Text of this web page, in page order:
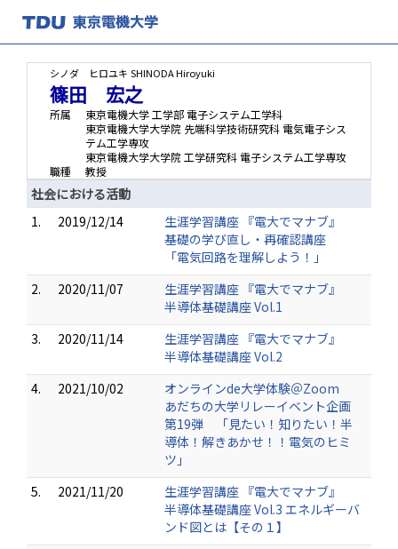
シノダ ヒロユキ SHINODA Hiroyuki
篠田 宏之
所属
東京電機大学 工学部 電子システム工学科
東京電機大学大学院 先端科学技術研究科 電気電子シス
テム工学専攻
東京電機大学大学院 工学研究科 電子システム工学専攻
職種
教授
社会における活動
1.
2019/12/14
生涯学習講座 『電大でマナブ』
基礎の学び直し・再確認講座
「電気回路を理解しよう！」
2.
2020/11/07
生涯学習講座 『電大でマナブ』
半導体基礎講座 Vol.1
3.
2020/11/14
生涯学習講座 『電大でマナブ』
半導体基礎講座 Vol.2
4.
2021/10/02
オンラインde大学体験＠Zoom
あだちの大学リレーイベント企画
第19弾 「見たい！知りたい！半
導体！解きあかせ！！電気のヒミ
ツ」
5.
2021/11/20
生涯学習講座 『電大でマナブ』
半導体基礎講座 Vol.3 エネルギーバ
ンド図とは【その１】